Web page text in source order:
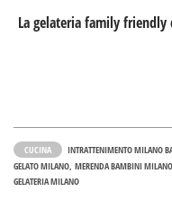
La gelateria family
CUCINA INTRATTENIMENTO MILANO
GELATO MILANO MERENDA BAMBINI MILANO
GELATERIA MILANO